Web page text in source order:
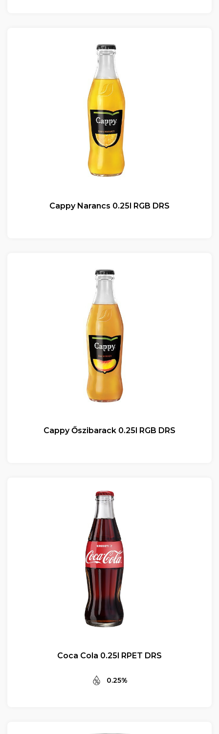
Cappy Narancs 0.25l RGB DRS
Cappy Őszibarack 0.25l RGB DRS
Coca Cola 0.25l RPET DRS
0.25%